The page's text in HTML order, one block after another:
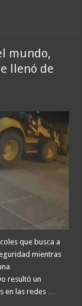
mundo,
llenó de
que busca a
mientras
resultó un
en las redes …